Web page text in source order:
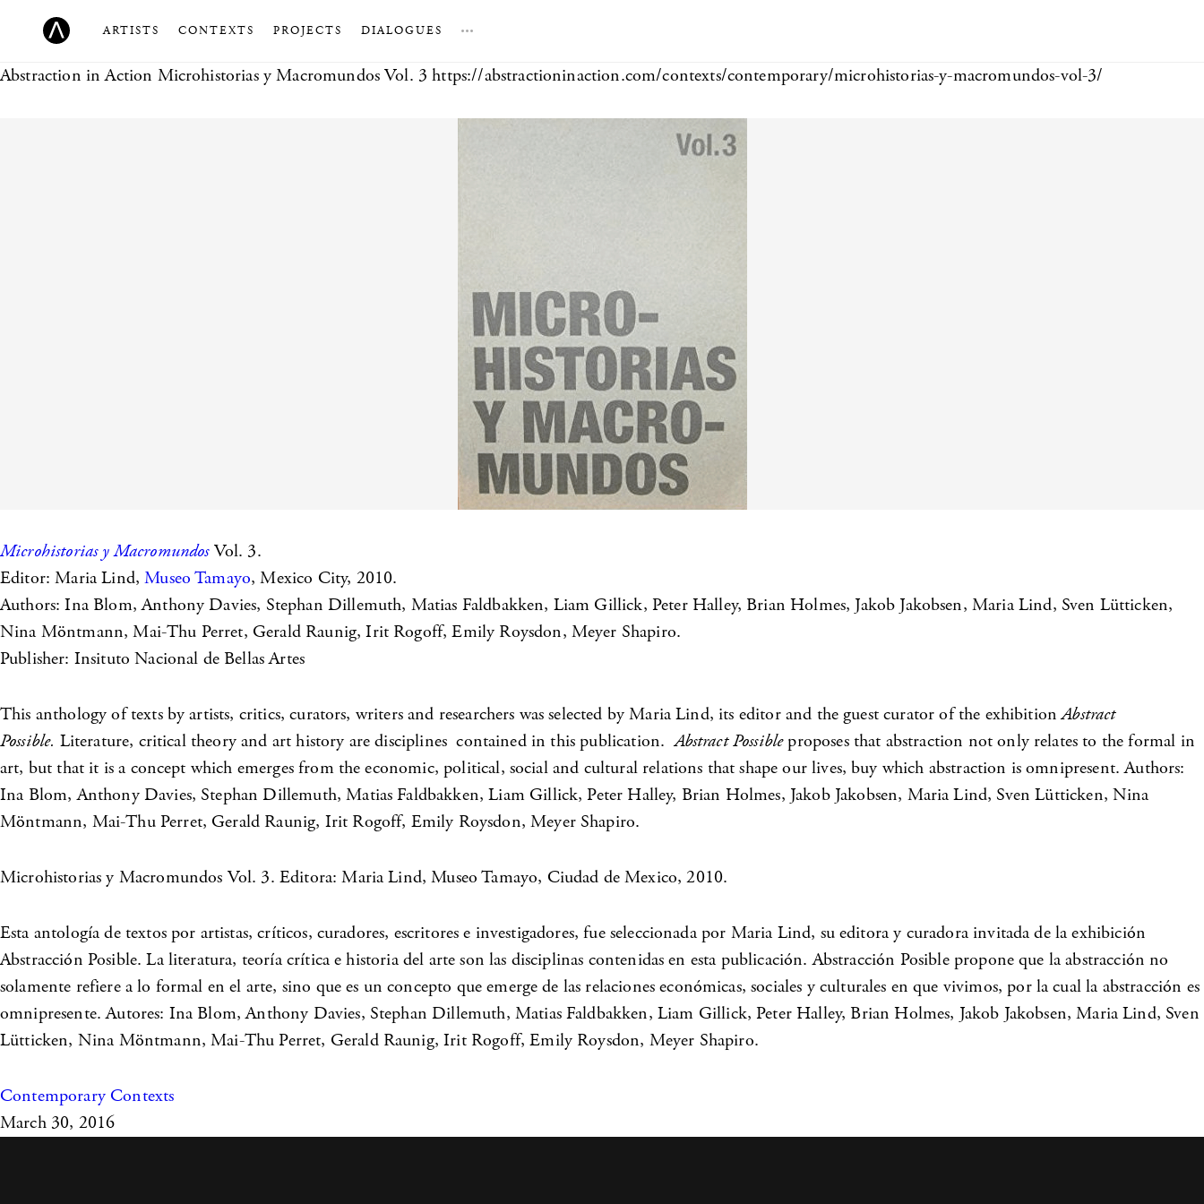
ARTISTS CONTEXTS PROJECTS DIALOGUES …
Abstraction in Action Microhistorias y Macromundos Vol. 3 https://abstractioninaction.com/contexts/contemporary/microhistorias-y-macromundos-vol-3/
Microhistorias y MacromundosVol. 3.
Editor: Maria Lind,Museo Tamayo, Mexico City, 2010.
Authors: Ina Blom, Anthony Davies, Stephan Dillemuth, Matias Faldbakken, Liam Gillick, Peter Halley, Brian Holmes, Jakob Jakobsen, Maria Lind, Sven Lütticken,
Nina Möntmann, Mai-Thu Perret, Gerald Raunig, Irit Rogoff, Emily Roysdon, Meyer Shapiro.
Publisher: Insituto Nacional de Bellas Artes
This anthology of texts by artists, critics, curators, writers and researchers was selected by Maria Lind, its editor and the guest curator of the exhibitionAbstract
Possible. Literature, critical theory and art history are disciplines contained in this publication.Abstract Possibleproposes that abstraction not only relates to the formal in
art, but that it is a concept which emerges from the economic, political, social and cultural relations that shape our lives, buy which abstraction is omnipresent. Authors:
Ina Blom, Anthony Davies, Stephan Dillemuth, Matias Faldbakken, Liam Gillick, Peter Halley, Brian Holmes, Jakob Jakobsen, Maria Lind, Sven Lütticken, Nina
Möntmann, Mai-Thu Perret, Gerald Raunig, Irit Rogoff, Emily Roysdon, Meyer Shapiro.
Microhistorias y Macromundos Vol. 3. Editora: Maria Lind, Museo Tamayo, Ciudad de Mexico, 2010.
Esta antología de textos por artistas, críticos, curadores, escritores e investigadores, fue seleccionada por Maria Lind, su editora y curadora invitada de la exhibición
Abstracción Posible. La literatura, teoría crítica e historia del arte son las disciplinas contenidas en esta publicación. Abstracción Posible propone que la abstracción no
solamente refiere a lo formal en el arte, sino que es un concepto que emerge de las relaciones económicas, sociales y culturales en que vivimos, por la cual la abstracción es
omnipresente. Autores: Ina Blom, Anthony Davies, Stephan Dillemuth, Matias Faldbakken, Liam Gillick, Peter Halley, Brian Holmes, Jakob Jakobsen, Maria Lind, Sven
Lütticken, Nina Möntmann, Mai-Thu Perret, Gerald Raunig, Irit Rogoff, Emily Roysdon, Meyer Shapiro.
Contemporary Contexts
March 30, 2016